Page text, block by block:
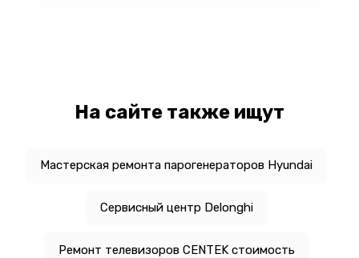
На сайте также ищут
Мастерская ремонта парогенераторов Hyundai
Сервисный центр Delonghi
Ремонт телевизоров CENTEK стоимость